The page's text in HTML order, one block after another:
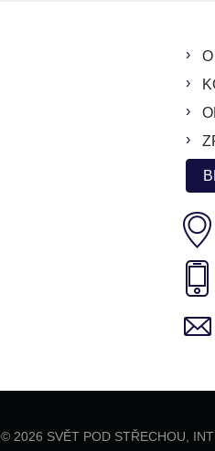
© 2026 SVĚT POD STŘECHOU,